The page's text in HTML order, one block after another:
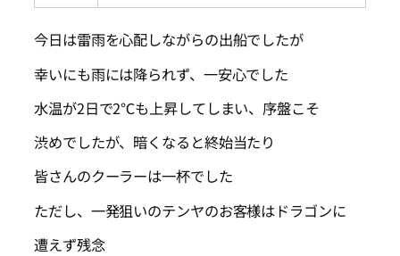
今日は雷雨を心配しながらの出船でしたが
幸いにも雨には降られず、一安心でした
水温が2日で2℃も上昇してしまい、序盤こそ
渋めでしたが、暗くなると終始当たり
皆さんのクーラーは一杯でした
ただし、一発狙いのテンヤのお客様はドラゴンに
遭えず残念